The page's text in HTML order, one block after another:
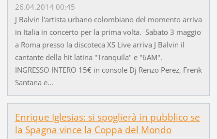
26.04.2014 00:45
J Balvin l'artista urbano colombiano del momento arriva
in Italia in concerto per la prima volta. Sabato 3 maggio
a Roma presso la discoteca XS Live arriva J Balvin il
cantante della hit latina "Tranquila" e "6AM".
INGRESSO INTERO 15€ in console Dj Renzo Perez, Frenk
Santana e...
Enrique Iglesias: si spoglierà in pubblico se
la Spagna vince la Coppa del Mondo